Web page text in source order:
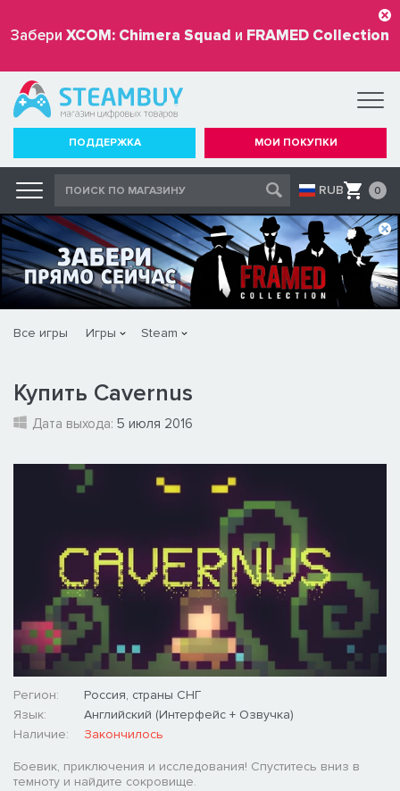
Забери XCOM: Chimera Squad и FRAMED Collection
бесплатно
ПОДДЕРЖКА МОИ ПОКУПКИ
RUB 0
Все игры Игры Steam
Купить Cavernus
Дата выхода: 5 июля 2016
Регион:
Россия, страны СНГ
Язык:
Английский (Интерфейс + Озвучка)
Наличие:
Закончилось
Боевик, приключения и исследования! Спуститесь вниз в
темноту и найдите сокровище.